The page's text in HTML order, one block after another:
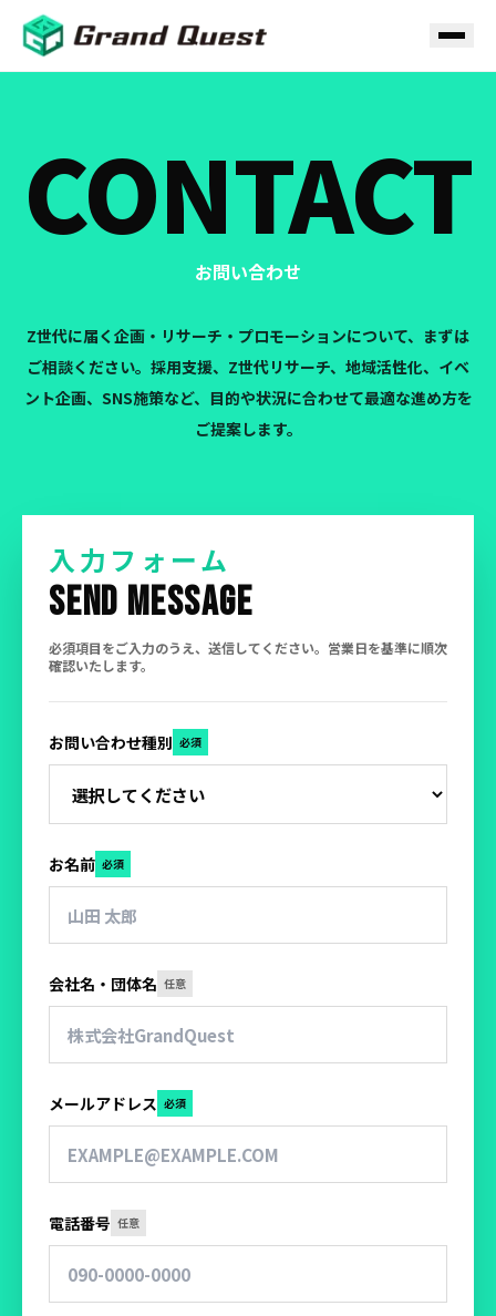
CONTACT
お問い合わせ
Z世代に届く企画・リサーチ・プロモーションについて、まずは
ご相談ください。 採用支援、Z世代リサーチ、地域活性化、イベ
ント企画、SNS施策など、 目的や状況に合わせて最適な進め方を
ご提案します。
入力フォーム
SEND MESSAGE
必須項目をご入力のうえ、送信してください。営業日を基準に順次
確認いたします。
お問い合わせ種別 必須
お名前 必須
会社名・団体名 任意
メールアドレス 必須
電話番号 任意